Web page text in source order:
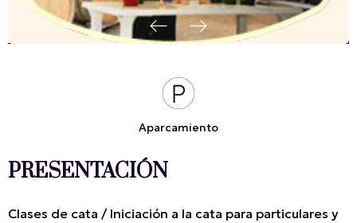
Aparcamiento
PRESENTACIÓN
Clases de cata / Iniciación a la cata para particulares y